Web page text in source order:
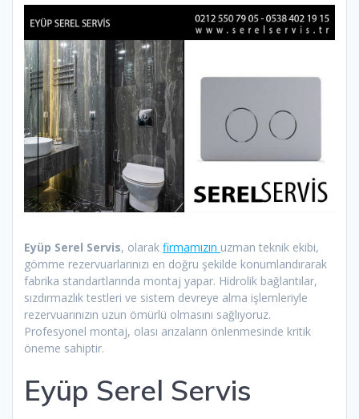
Eyüp Serel Servis, olarak firmamızın uzman teknik ekibi,
gömme rezervuarlarınızı en doğru şekilde konumlandırarak
fabrika standartlarında montaj yapar. Hidrolik bağlantılar,
sızdırmazlık testleri ve sistem devreye alma işlemleriyle
rezervuarınızın uzun ömürlü olmasını sağlıyoruz.
Profesyonel montaj, olası arızaların önlenmesinde kritik
öneme sahiptir.
Eyüp Serel Servis